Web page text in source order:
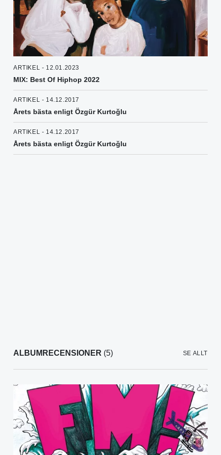
ARTIKEL - 12.01.2023
MIX: Best Of Hiphop 2022
ARTIKEL - 14.12.2017
Årets bästa enligt Özgür Kurtoğlu
ARTIKEL - 14.12.2017
Årets bästa enligt Özgür Kurtoğlu
ALBUMRECENSIONER (5) SE ALLT